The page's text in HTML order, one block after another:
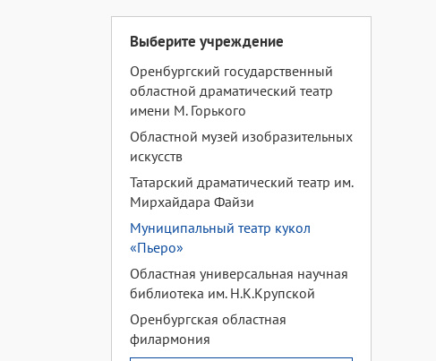
Выберите учреждение
Оренбургский государственный
областной драматический театр
имени М. Горького
Областной музей изобразительных
искусств
Татарский драматический театр им.
Мирхайдара Файзи
Муниципальный театр кукол
«Пьеро»
Областная универсальная научная
библиотека им. Н.К.Крупской
Оренбургская областная
филармония